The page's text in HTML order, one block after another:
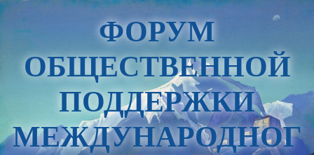
ФОРУМ
ОБЩЕСТВЕННОЙ
ПОДДЕРЖКИ
МЕЖДУНАРОДНОГ